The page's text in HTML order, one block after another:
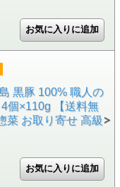
黒豚 100% 職人の
個×110g 【送料無
菜 お取り寄せ 高級